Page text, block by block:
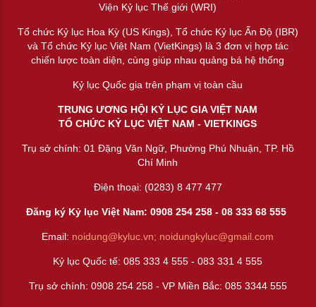
Viện Kỷ lục Thế giới (WRI)
Tổ chức Kỷ lục Hoa Kỳ (US Kings), Tổ chức Kỷ lục Ấn Độ (IBR)
và Tổ chức Kỷ lục Việt Nam (VietKings) là 3 đơn vị hợp tác
chiến lược toàn diện, cùng giúp nhau quảng bá hệ thống
Kỷ lục Quốc gia trên phạm vị toàn cầu
TRUNG ƯƠNG HỘI KỶ LỤC GIA VIỆT NAM
TỔ CHỨC KỶ LỤC VIỆT NAM - VIETKINGS
Trụ sở chính: 01 Đặng Văn Ngữ, Phường Phú Nhuận, TP. Hồ
Chí Minh
Điện thoại: (0283) 8 477 477
Đăng ký Kỷ lục Việt Nam: 0908 254 258 -08 333 68 555
Email: noidung@kyluc.vn; noidungkyluc@gmail.com
Kỷ lục Quốc tế: 085 333 4 555 - 083 331 4 555
Trụ sở chính: 0908 254 258 - VP Miền Bắc: 085 3344 555